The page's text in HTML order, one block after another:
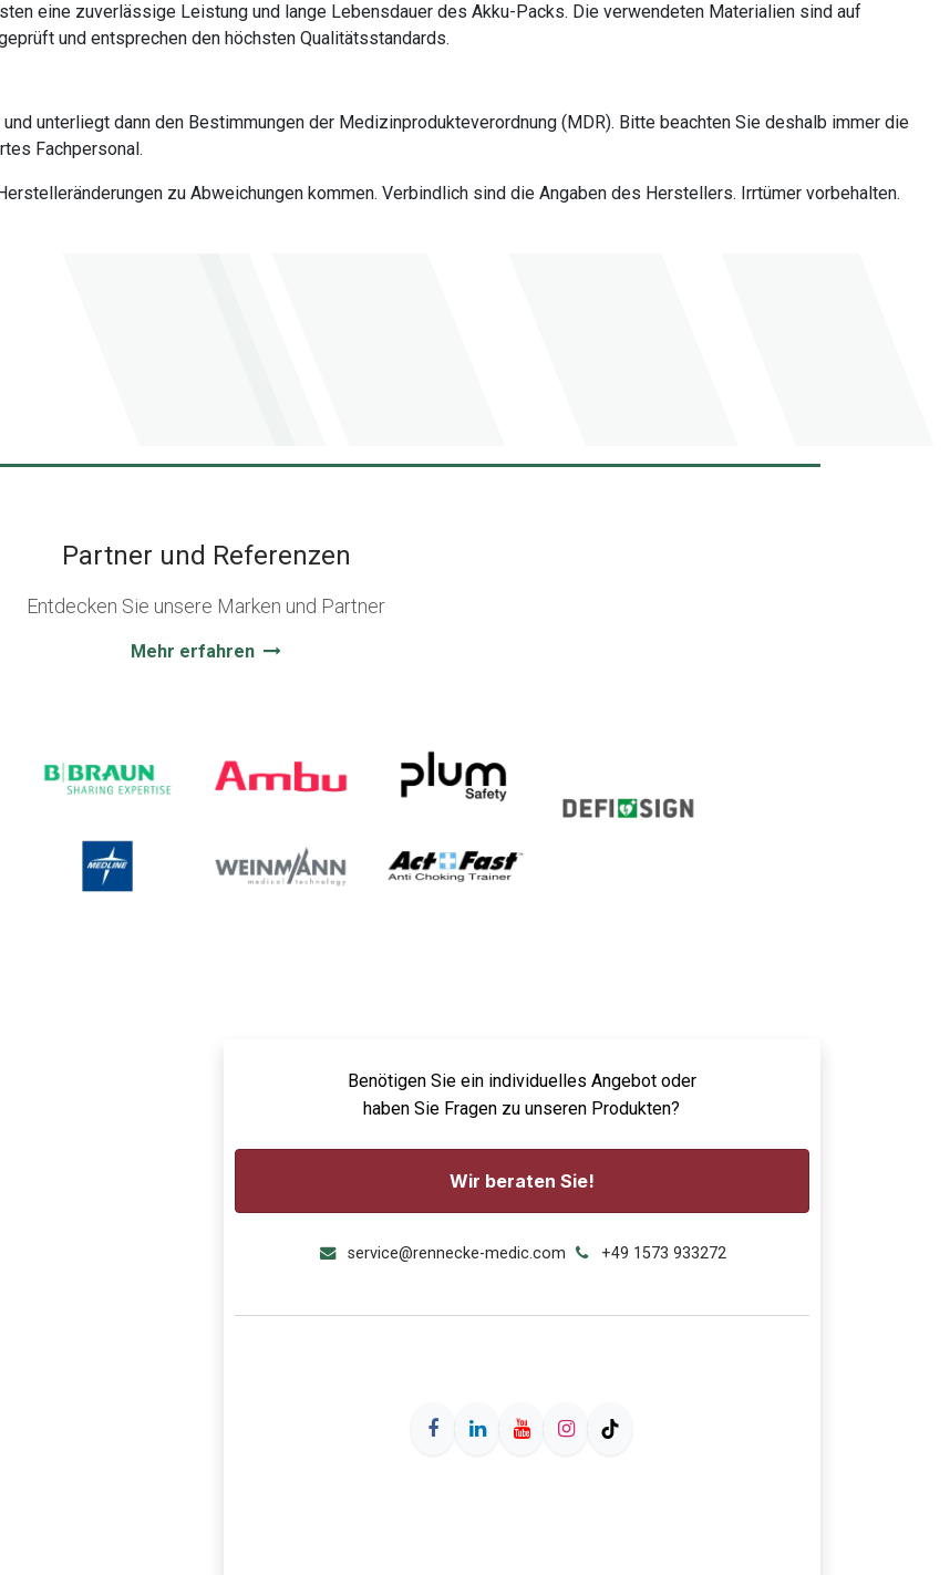
eine zuverlässige Leistung und lange Lebensdauer des Akku-Packs. Die verwendeten Materialien sind auf
und entsprechen den höchsten Qualitätsstandards.
unterliegt dann den Bestimmungen der Medizinprodukteverordnung (MDR). Bitte beachten Sie deshalb immer die
Fachpersonal.
zu Abweichungen kommen. Verbindlich sind die Angaben des Herstellers. Irrtümer vorbehalten.
Partner und Referenzen
Entdecken Sie unsere Marken und Partner
Mehr erfahren
Benötigen Sie ein individuelles Angebot oder
haben Sie Fragen zu unseren Produkten?
Wir beraten Sie!
service@rennecke-medic.com +49 1573 933272